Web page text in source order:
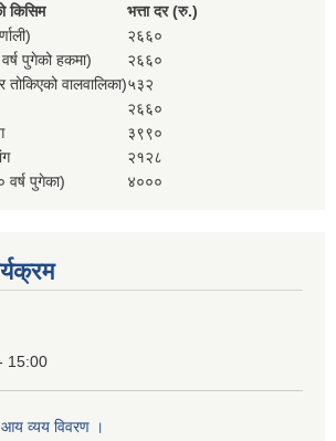
किसिम
भत्ता दर (रु.)
२६६०
पुगेको हकमा)
२६६०
तोकिएको वालवालिका)५३२
२६६०
३९९०
२१२८
वर्ष पुगेका) ४०००
15:00
व्यय विवरण ।